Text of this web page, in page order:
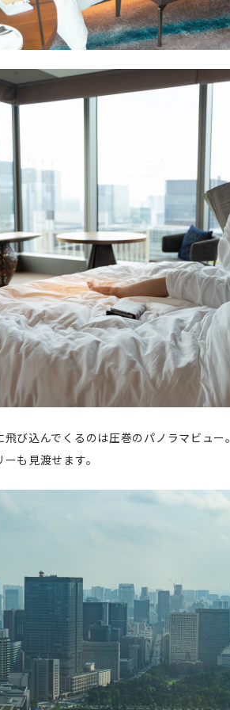
び込んでくるのは圧巻のパノラマビュー。
も見渡せます。